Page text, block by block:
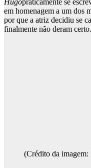
Hugopraticamente se
em homenagem a um dos
por que a atriz decidiu se
finalmente não deram certo.
(Crédito da